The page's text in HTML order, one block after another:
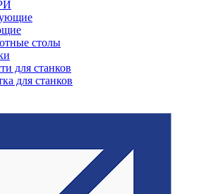
столы
для станков
для станков